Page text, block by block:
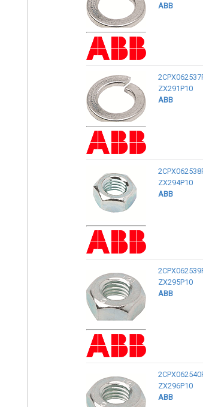
ABB
ZX291P10
ABB
ZX294P10
ABB
ZX295P10
ABB
ZX296P10
ABB